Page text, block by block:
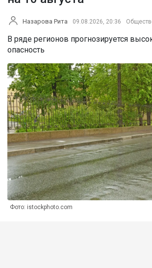
Назарова Рита 09.08.2026, 20:36
В ряде регионов прогнозируется
опасность
Фото: istockphoto.com